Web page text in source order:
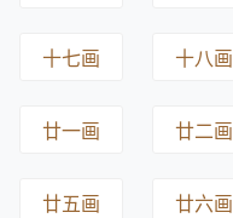
十七画 十八画
廿一画 廿二画
廿五画 廿六画